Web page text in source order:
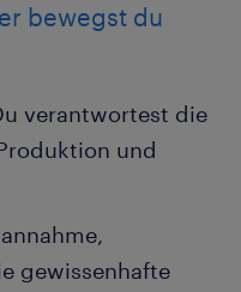
bewegst du
verantwortest die
und
gewissenhafte